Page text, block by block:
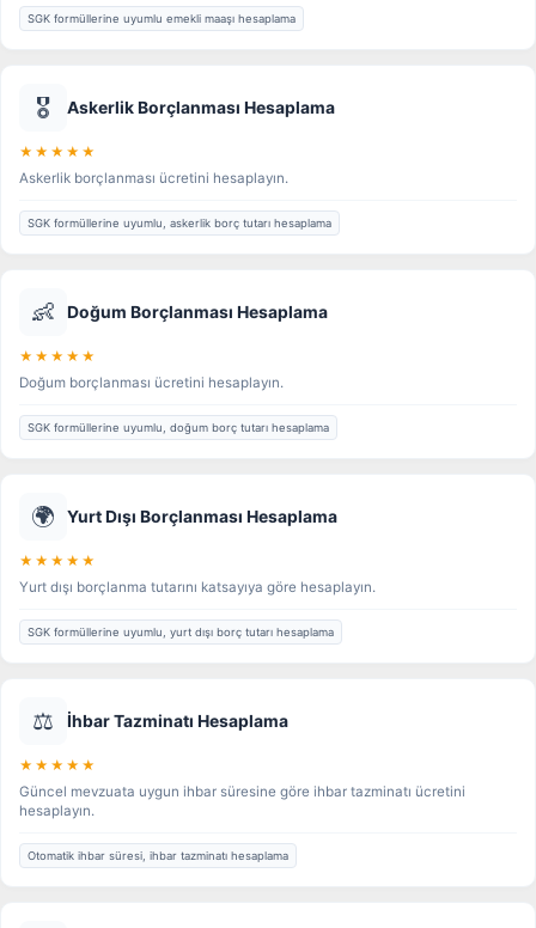
SGK formüllerine uyumlu emekli maaşı hesaplama
🎖️ Askerlik Borçlanması Hesaplama
★★★★★
Askerlik borçlanması ücretini hesaplayın.
SGK formüllerine uyumlu, askerlik borç tutarı hesaplama
👶 Doğum Borçlanması Hesaplama
★★★★★
Doğum borçlanması ücretini hesaplayın.
SGK formüllerine uyumlu, doğum borç tutarı hesaplama
🌍 Yurt Dışı Borçlanması Hesaplama
★★★★★
Yurt dışı borçlanma tutarını katsayıya göre hesaplayın.
SGK formüllerine uyumlu, yurt dışı borç tutarı hesaplama
⚖️ İhbar Tazminatı Hesaplama
★★★★★
Güncel mevzuata uygun ihbar süresine göre ihbar tazminatı ücretini
hesaplayın.
Otomatik ihbar süresi, ihbar tazminatı hesaplama